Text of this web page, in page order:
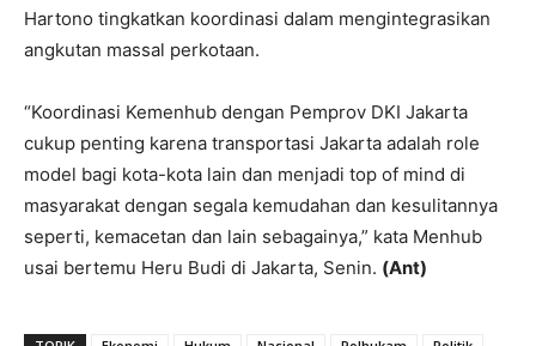
Hartono tingkatkan koordinasi dalam mengintegrasikan
angkutan massal perkotaan.
“Koordinasi Kemenhub dengan Pemprov DKI Jakarta
cukup penting karena transportasi Jakarta adalah role
model bagi kota-kota lain dan menjadi top of mind di
masyarakat dengan segala kemudahan dan kesulitannya
seperti, kemacetan dan lain sebagainya,” kata Menhub
usai bertemu Heru Budi di Jakarta, Senin. (Ant)